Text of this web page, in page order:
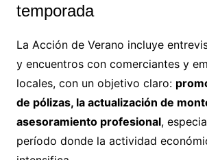
temporada
La Acción de Verano incluye
y encuentros con comerciantes y
locales, con un objetivo claro:
de pólizas, la actualización de
asesoramiento profesional,
período donde la actividad